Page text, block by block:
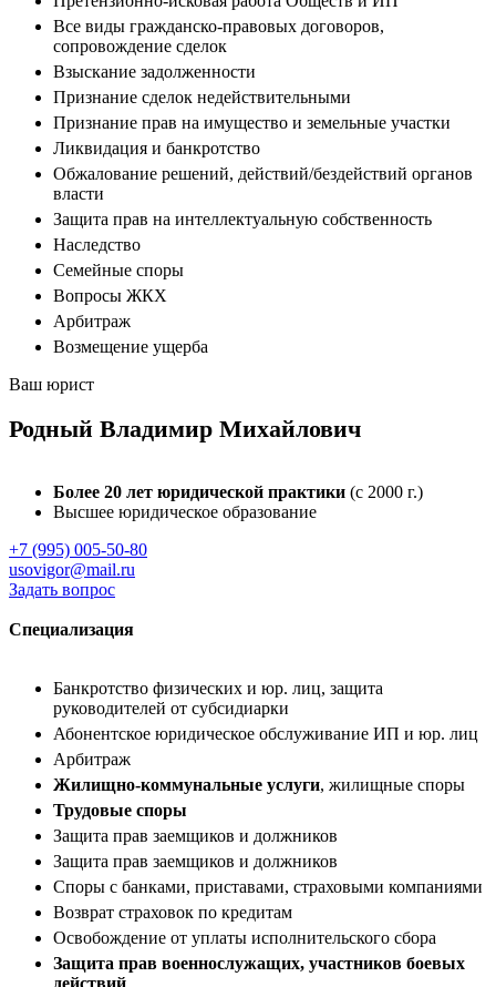
Все виды гражданско-правовых договоров,
сопровождение сделок
Взыскание задолженности
Признание сделок недействительными
Признание прав на имущество и земельные участки
Ликвидация и банкротство
Обжалование решений, действий/бездействий органов
власти
Защита прав на интеллектуальную собственность
Наследство
Семейные споры
Вопросы ЖКХ
Арбитраж
Возмещение ущерба
Ваш юрист
Родный Владимир Михайлович
Более 20 лет юридической практики (с 2000 г.)
Высшее юридическое образование
+7 (995) 005-50-80
usovigor@mail.ru
Задать вопрос
Специализация
Банкротство физических и юр. лиц, защита
руководителей от субсидиарки
Абонентское юридическое обслуживание ИП и юр. лиц
Арбитраж
Жилищно-коммунальные услуги, жилищные споры
Трудовые споры
Защита прав заемщиков и должников
Защита прав заемщиков и должников
Споры с банками, приставами, страховыми компаниями
Возврат страховок по кредитам
Освобождение от уплаты исполнительского сбора
Защита прав военнослужащих, участников боевых
действий